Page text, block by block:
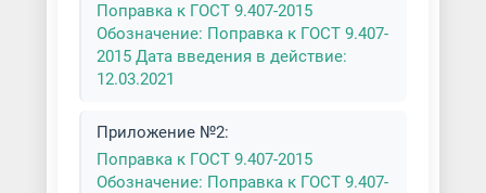
Порошковая покраска кованых
изделий
Порошковая покраска
металлоконструкций
Порошковая покраска листов
Поправка к ГОСТ 9.407-2015
Обозначение: Поправка к ГОСТ 9.407-
2015 Дата введения в действие:
12.03.2021
Приложение №2:
Поправка к ГОСТ 9.407-2015
Обозначение: Поправка к ГОСТ 9.407-